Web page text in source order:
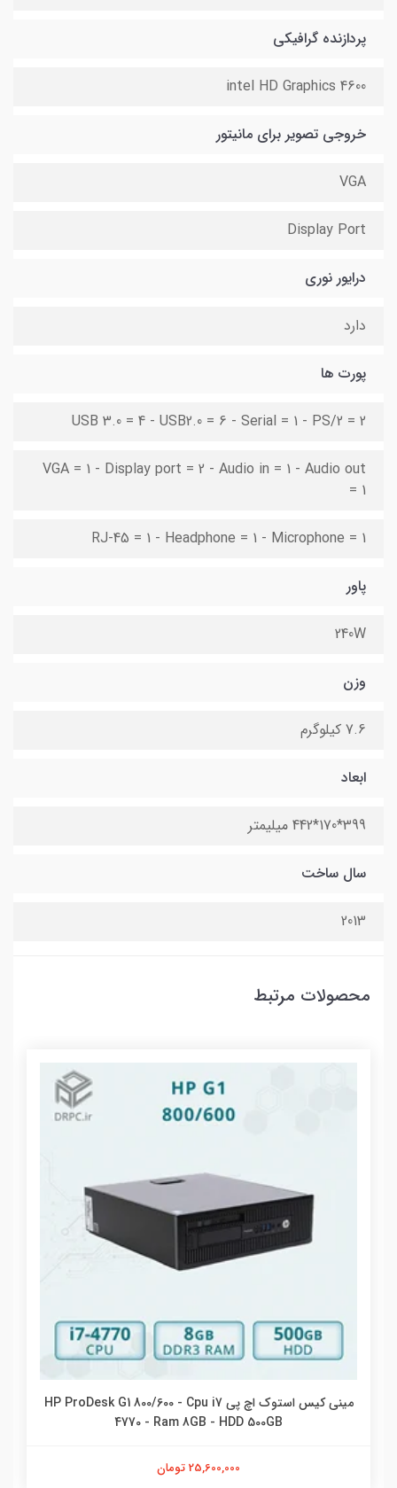
پردازنده گرافیکی
intel HD Graphics 4600
خروجی تصویر برای مانیتور
VGA
Display Port
درایور نوری
دارد
پورت ها
USB 3.0 = 4 - USB2.0 = 6 - Serial = 1 - PS/2 = 2
VGA = 1 - Display port = 2 - Audio in = 1 - Audio out
= 1
RJ-45 = 1 - Headphone = 1 - Microphone = 1
پاور
240W
وزن
7.6 کیلوگرم
ابعاد
399*170*442 میلیمتر
سال ساخت
2013
محصولات مرتبط
مینی کیس استوک اچ پی HP ProDesk G1 800/600 - Cpu i7
4770 - Ram 8GB - HDD 500GB
25,600,000 تومان